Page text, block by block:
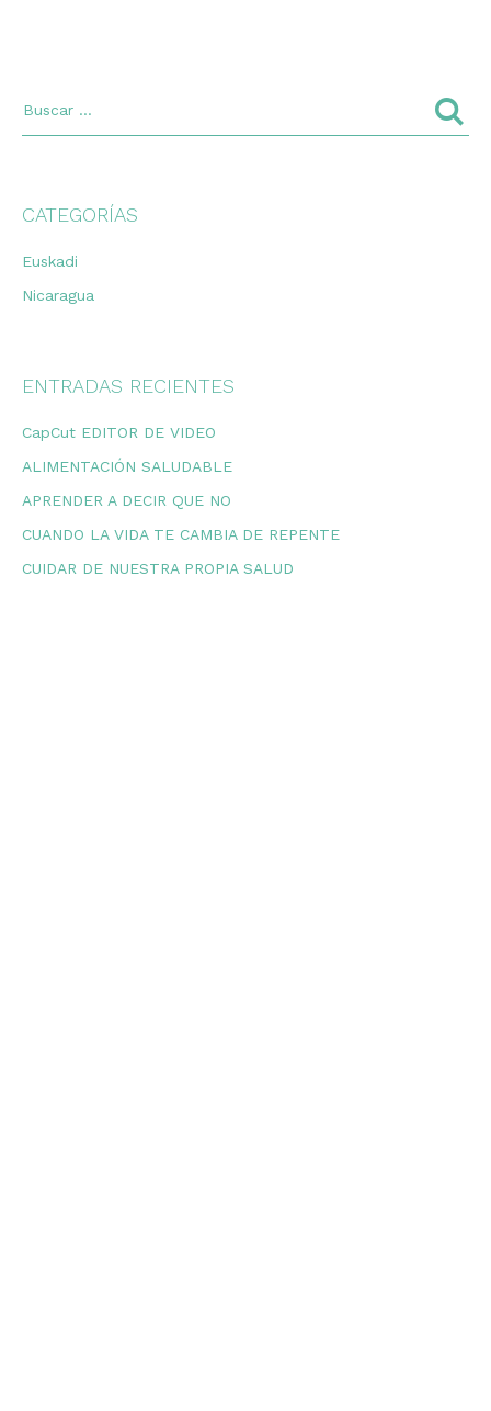
CATEGORÍAS
Euskadi
Nicaragua
ENTRADAS RECIENTES
CapCut EDITOR DE VIDEO
ALIMENTACIÓN SALUDABLE
APRENDER A DECIR QUE NO
CUANDO LA VIDA TE CAMBIA DE REPENTE
CUIDAR DE NUESTRA PROPIA SALUD